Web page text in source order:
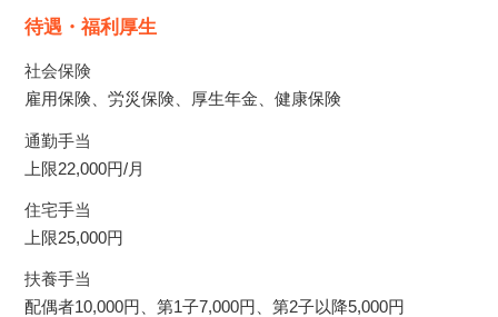
待遇・福利厚生
社会保険
雇用保険、労災保険、厚生年金、健康保険
通勤手当
上限22,000円/月
住宅手当
上限25,000円
扶養手当
配偶者10,000円、第1子7,000円、第2子以降5,000円